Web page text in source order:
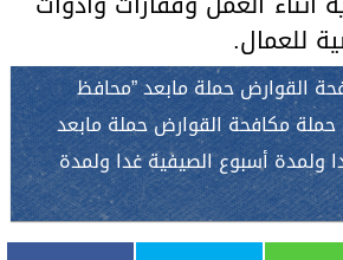
للعمال.
القوارض حملة مابعد ”محافظ
مكافحة القوارض حملة مابعد
ولمدة أسبوع الصيفية غدا ولمدة